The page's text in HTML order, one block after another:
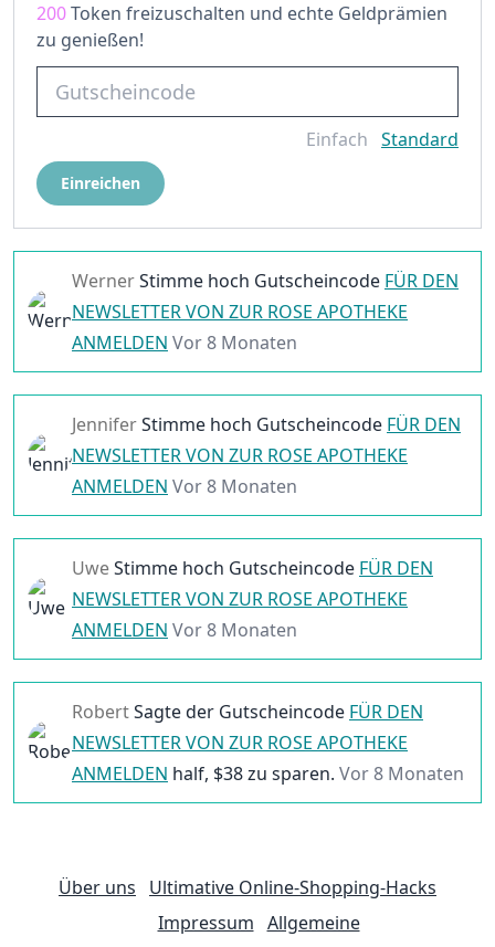
200Token freizuschalten und echte Geldprämien
zu genießen!
Einfach Standard
Einreichen
WernerStimme hoch Gutscheincode FÜR DEN
NEWSLETTER VON ZUR ROSE APOTHEKE
ANMELDEN Vor 8 Monaten
JenniferStimme hoch Gutscheincode FÜR DEN
NEWSLETTER VON ZUR ROSE APOTHEKE
ANMELDEN Vor 8 Monaten
UweStimme hoch Gutscheincode FÜR DEN
NEWSLETTER VON ZUR ROSE APOTHEKE
ANMELDEN Vor 8 Monaten
RobertSagte der Gutscheincode FÜR DEN
NEWSLETTER VON ZUR ROSE APOTHEKE
ANMELDEN half, $38zu sparen. Vor 8 Monaten
Über uns
Ultimative Online-Shopping-Hacks
Impressum Allgemeine